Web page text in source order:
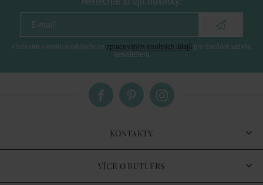
vložením e-mailu souhlasíte se zpracováním osobních údajů pro zasílání našeho
newsletteru
KONTAKTY
VÍCE O BUTLERS